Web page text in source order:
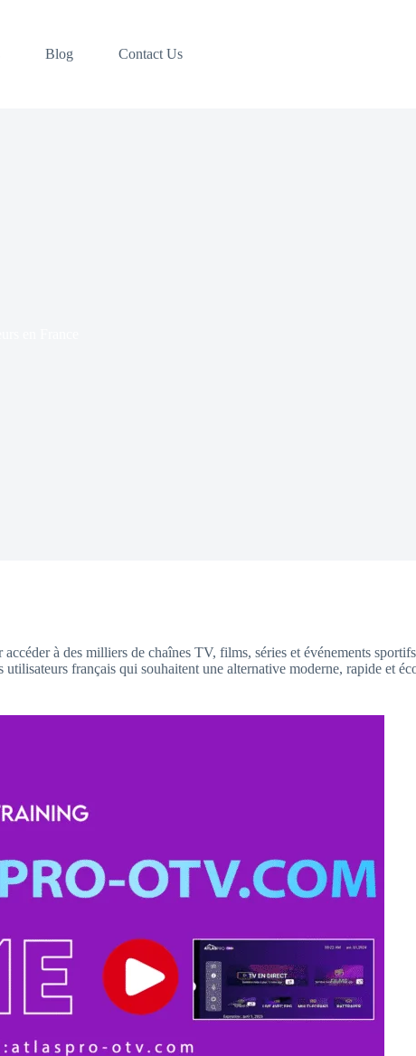
Blog Contact Us
à des milliers de chaînes TV, films, séries et événements
français qui souhaitent une alternative moderne, rapide et